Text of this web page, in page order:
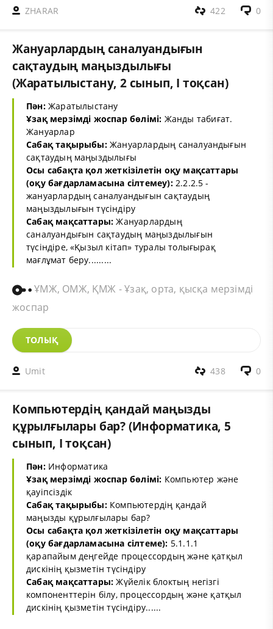
ZHARAR 0
422
Жануарлардың саналуандығын
сақтаудың маңыздылығы
(Жаратылыстану, 2 сынып, I тоқсан)
Пән:Жаратылыстану
Ұзақ мерзімді жоспар бөлімі: Жанды табиғат.
Жануарлар
Сабақ тақырыбы:Жануарлардың саналуандығын
сақтаудың маңыздылығы
Осы сабақта қол жеткізілетін оқу мақсаттары
(оқу бағдарламасына сілтемеу):2.2.2.5 -
жануарлардың саналуандығын сақтаудың
маңыздылығын түсіндіру
Сабақ мақсаттары: Жануарлардың
саналуандығын сақтаудың маңыздылығын
түсіндіре, «Қызыл кітап» туралы толығырақ
мағлұмат беру.........
ҰМЖ, ОМЖ, ҚМЖ - Ұзақ, орта, қысқа мерзімді
жоспар
ТОЛЫҚ
Umit 0
438
Компьютердің қандай маңызды
құрылғылары бар? (Информатика, 5
сынып, I тоқсан)
Пән: Информатика
Ұзақ мерзімді жоспар бөлімі: Компьютер және
қауіпсіздік
Сабақ тақырыбы:Компьютердің қандай
маңызды құрылғылары бар?
Осы сабақта қол жеткізілетін оқу мақсаттары
(оқу бағдарламасына сілтеме): 5.1.1.1
қарапайым деңгейде процессордың және қатқыл
дискінің қызметін түсіндіру
Сабақ мақсаттары: Жүйелік блоктың негізгі
компоненттерін білу, процессордың және қатқыл
дискінің қызметін түсіндіру......